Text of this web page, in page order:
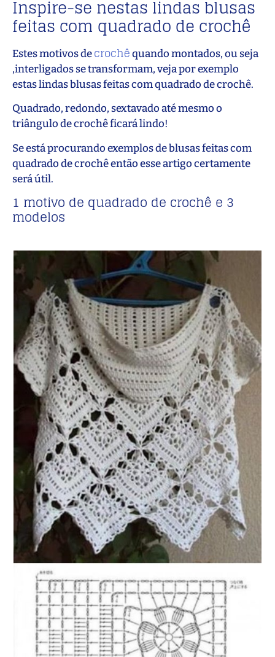
Inspire-se nestas lindas blusas
feitas com quadrado de crochê
Estes motivos decrochêquando montados, ou seja
,interligados se transformam, veja por exemplo
estas lindas blusas feitas com quadrado de crochê.
Quadrado, redondo, sextavado até mesmo o
triângulo de crochê ficará lindo!
Se está procurando exemplos de blusas feitas com
quadrado de crochê então esse artigo certamente
será útil.
1 motivo de quadrado de crochê e 3
modelos